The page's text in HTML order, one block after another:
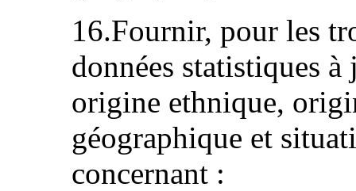
16.Fournir, pour les
données statistiques
origine ethnique,
géographique et
concernant :